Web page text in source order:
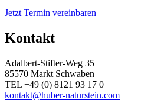
Jetzt Termin vereinbaren
Kontakt
Adalbert-Stifter-Weg 35
85570 Markt Schwaben
TEL +49 (0) 8121 93 17 0
kontakt@huber-naturstein.com